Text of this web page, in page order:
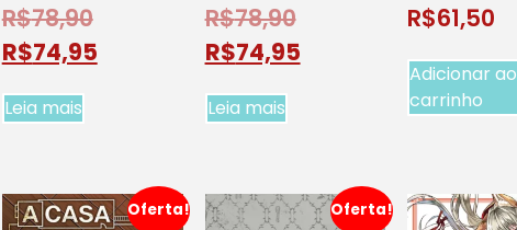
R$78,90
R$74,95
Leia mais
R$78,90
R$74,95
Leia mais
R$61,50
Adicionar ao
carrinho
Oferta! Oferta!